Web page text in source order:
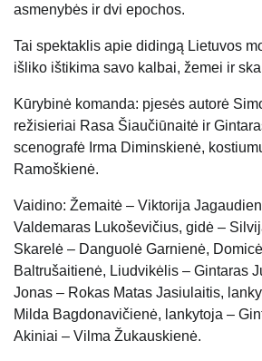
asmenybės ir dvi epochos.
Tai spektaklis apie didingą Lietuvos
išliko ištikima savo kalbai, žemei ir
Kūrybinė komanda: pjesės autorė
režisieriai Rasa Šiaučiūnaitė ir
scenografė Irma Diminskienė,
Ramoškienė.
Vaidino: Žemaitė – Viktorija
Valdemaras Lukoševičius, gidė –
Skarelė – Danguolė Garnienė,
Baltrušaitienė, Liudvikėlis – Gintaras
Jonas – Rokas Matas Jasiulaitis,
Milda Bagdonavičienė, lankytoja –
Akiniai – Vilma Žukauskienė.